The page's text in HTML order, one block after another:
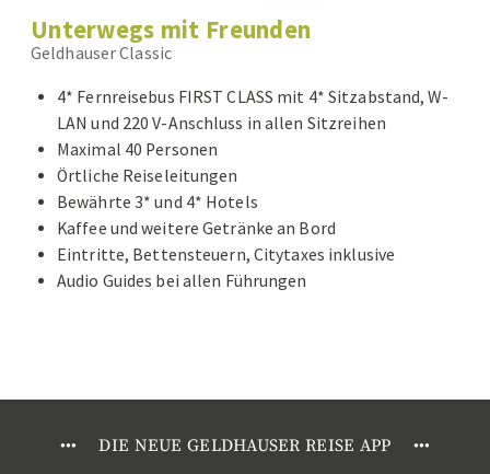
Unterwegs mit Freunden
Geldhauser Classic
4* Fernreisebus FIRST CLASS mit 4* Sitzabstand, W-
LAN und 220 V-Anschluss in allen Sitzreihen
Maximal 40 Personen
Örtliche Reiseleitungen
Bewährte 3* und 4* Hotels
Kaffee und weitere Getränke an Bord
Eintritte, Bettensteuern, Citytaxes inklusive
Audio Guides bei allen Führungen
••• DIE NEUE GELDHAUSER REISE APP •••